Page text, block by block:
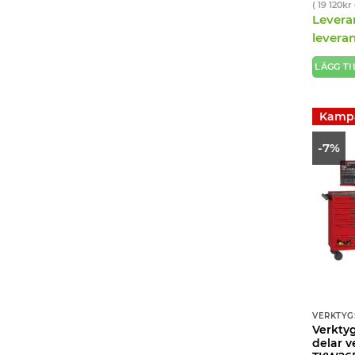
(19 120kr
LÄGG
-7%
delar